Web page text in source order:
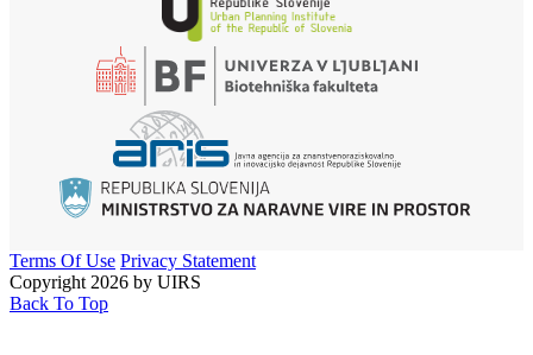
Terms Of Use Privacy Statement
Copyright 2026 by UIRS
Back To Top